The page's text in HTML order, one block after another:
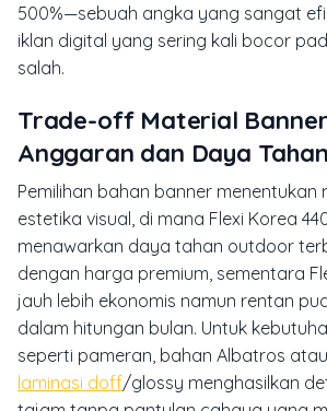
500%—sebuah angka yang sangat
iklan digital yang sering kali bocor
salah.
Trade-off Material
Anggaran dan Daya Tahan
Pemilihan bahan banner menentukan
estetika visual, di mana Flexi Korea
menawarkan daya tahan outdoor
dengan harga premium, sementara
jauh lebih ekonomis namun rentan
dalam hitungan bulan. Untuk
seperti pameran, bahan Albatros
laminasi doff/glossy menghasilkan